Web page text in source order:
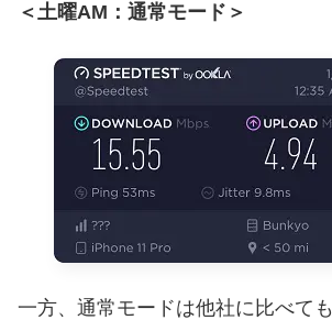
＜土曜AM：通常モード＞
一方、通常モードは他社に比べても